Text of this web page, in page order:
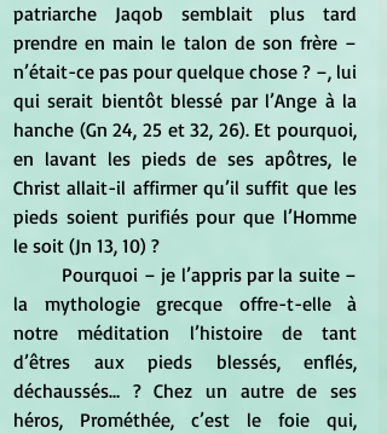
patriarche Jaqob semblait plus tard
prendre en main le talon de son frère –
n’était-ce pas pour quelque chose ? –, lui
qui serait bientôt blessé par l’Ange à la
hanche (Gn 24, 25 et 32, 26). Et pourquoi,
en lavant les pieds de ses apôtres, le
Christ allait-il affirmer qu’il suffit que les
pieds soient purifiés pour que l’Homme
le soit (Jn 13, 10) ?
la mythologie grecque offre-t-elle à
notre méditation l’histoire de tant
d’êtres aux pieds blessés, enflés,
déchaussés… ? Chez un autre de ses
héros, Prométhée, c’est le foie qui,